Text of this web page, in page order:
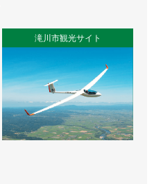
滝川市観光サイト